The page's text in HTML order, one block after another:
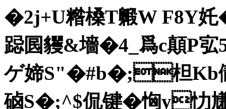
�2j+U糌槡T毈W F8Y奼�
跽囻貜&墻�4_爲c顛P
ゲ媂S"�#b�;柦Kb
硵S�;^$侃键�恟y忇尲